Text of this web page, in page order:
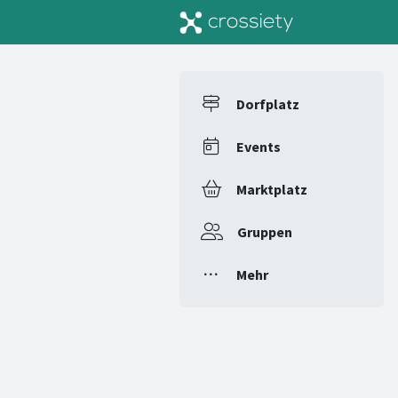
Dorfplatz
Events
Marktplatz
Gruppen
Mehr